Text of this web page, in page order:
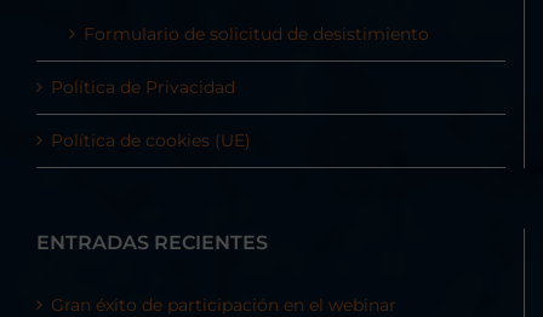
Formulario de solicitud de desistimiento
Política de Privacidad
Política de cookies (UE)
ENTRADAS RECIENTES
Gran éxito de participación en el webinar